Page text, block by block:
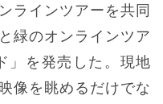
ラインツアーを共同
緑のオンラインツア
」を発売した。現地
像を眺めるだけでな